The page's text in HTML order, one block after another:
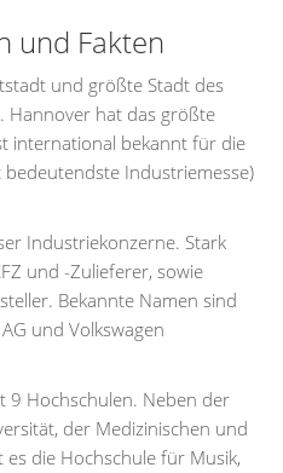
und Fakten
und größte Stadt des
Hannover hat das größte
international bekannt für die
Industriemesse)
Industriekonzerne. Stark
und -Zulieferer, sowie
Bekannte Namen sind
und Volkswagen
9 Hochschulen. Neben der
der Medizinischen und
die Hochschule für Musik,